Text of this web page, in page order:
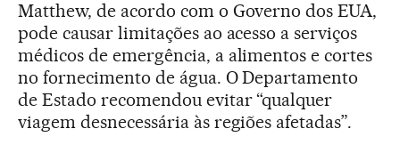
Matthew, de acordo com o Governo dos EUA,
pode causar limitações ao acesso a serviços
médicos de emergência, a alimentos e cortes
no fornecimento de água. O Departamento
de Estado recomendou evitar “qualquer
viagem desnecessária às regiões afetadas”.